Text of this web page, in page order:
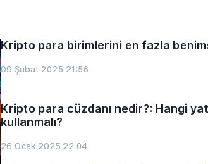
Kripto para birimlerini en fazla
09 Şubat 2025 21:56
Kripto para cüzdanı nedir?: Hangi
kullanmalı?
26 Ocak 2025 22:04